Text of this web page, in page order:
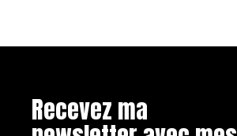
Recevez ma